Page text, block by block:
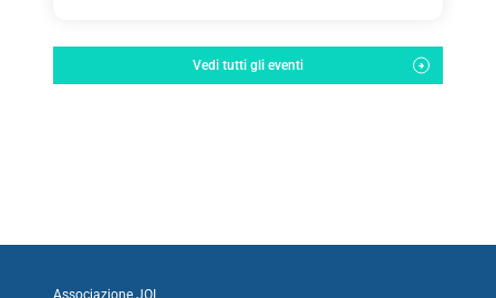
Vedi tutti gli eventi
Associazione JOI